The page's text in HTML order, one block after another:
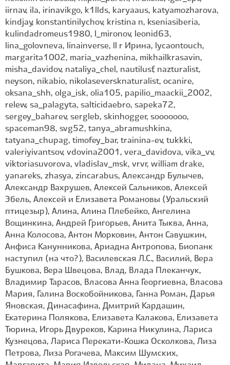
iirnav, ila, irinavikgo, k1llds, karyaaus, katyamozharova,
kindjay, konstantinilychov, kristina n, kseniasiberia,
kulindadromeus1980, l_mironov, leonid63,
lina_golovneva, linainverse, ll r Ирина, lycaontouch,
margarita1002, maria_vazhenina, mikhailkrasavin,
misha_davidov, nataliya_chel, nautilusf, nazturalist,
neyson, nikabio, nikolaseversknaturalist, ocanire,
oksana_shh, olga_isk, olia105, papilio_maackii_2002,
relew, sa_palagyta, salticidaebro, sapeka72,
sergey_baharev, sergleb, skinhogger, sooooooo,
spaceman98, svg52, tanya_abramushkina,
tatyana_chupag, timofey_bar, trainina-ev, tukkki,
valeriyivantsov, vdovina2001, vera_davidova, vika_vv,
viktoriasuvorova, vladislav_msk, vrvr, william drake,
yanareks, zhasya, zincarabus, Александр Булычев,
Александр Вахрушев, Алексей Сальников, Алексей
Эбель, Алексей и Елизавета Романовы (Уральский
птицезыр), Алина, Алина Плебейко, Ангелина
Вощинкина, Андрей Григорьев, Анита Тыква, Анна,
Анна Колосова, Антон Морковин, Антон Савушкин,
Анфиса Канунникова, Ариадна Антропова, Биопанк
наступил (на что?), Василевская Л.С., Василий, Вера
Бушкова, Вера Швецова, Влад, Влада Плеканчук,
Владимир Тарасов, Власова Анна Георгиевна, Власова
Мария, Галина Воскобойникова, Ганна Роман, Дарья
Яновская, Динасафина, Дмитрий Кардашин,
Екатерина Полякова, Елизавета Калакова, Елизавета
Тюрина, Игорь Двуреков, Карина Никулина, Лариса
Кузнецова, Лариса Перекати-Кошка Осколкова, Лиза
Петрова, Лиза Рогачева, Максим Шумских,